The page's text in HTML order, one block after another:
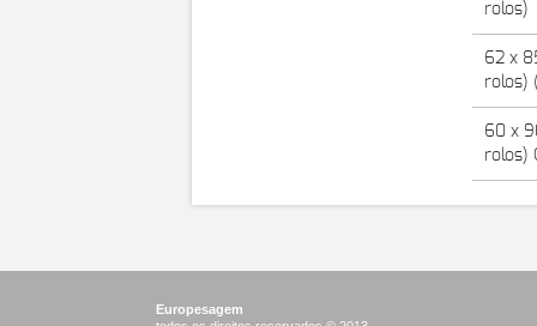
rolos)
62 x
rolos)
60 x
rolos)
Europesagem